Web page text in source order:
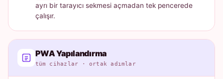
ayrı bir tarayıcı sekmesi açmadan tek pencerede
çalışır.
PWA Yapılandırma
tüm cihazlar · ortak adımlar